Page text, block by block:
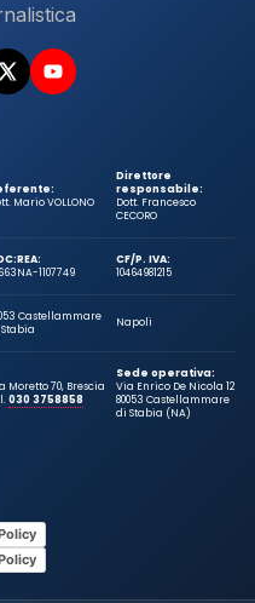
Mario VOLLONO
Direttore
responsabile:
Dott. Francesco
CECORO
REA:
NA-1107749
CF/P. IVA:
10464981215
Castellammare
Napoli
Moretto 70, Brescia
030 3758858
Sede operativa:
Via Enrico De Nicola 12
80053 Castellammare
di Stabia (NA)